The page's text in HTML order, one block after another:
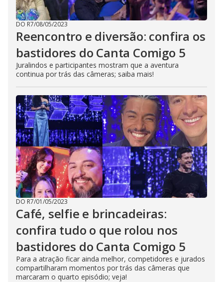
DO R7/08/05/2023
Reencontro e diversão: confira os
bastidores do Canta Comigo 5
Juralindos e participantes mostram que a aventura
continua por trás das câmeras; saiba mais!
DO R7/01/05/2023
Café, selfie e brincadeiras:
confira tudo o que rolou nos
bastidores do Canta Comigo 5
Para a atração ficar ainda melhor, competidores e jurados
compartilharam momentos por trás das câmeras que
marcaram o quarto episódio; veja!